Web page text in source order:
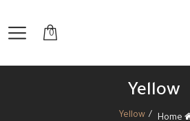
0
Yellow
Yellow